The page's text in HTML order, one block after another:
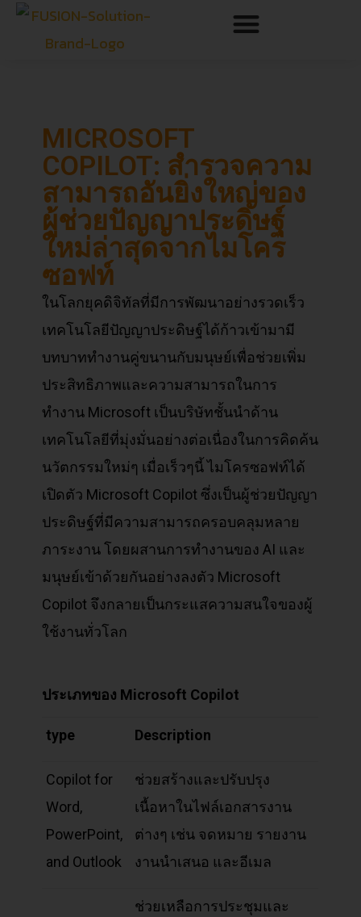
MICROSOFT
COPILOT: สำรวจความ
สามารถอันยิ่งใหญ่ของ
ผู้ช่วยปัญญาประดิษฐ์
ใหม่ล่าสุดจากไมโคร
ซอฟท์
ในโลกยุคดิจิทัลที่มีการพัฒนาอย่างรวดเร็ว
เทคโนโลยีปัญญาประดิษฐ์ได้ก้าวเข้ามามี
บทบาททำงานคู่ขนานกับมนุษย์เพื่อช่วยเพิ่ม
ประสิทธิภาพและความสามารถในการ
ทำงาน Microsoft เป็นบริษัทชั้นนำด้าน
เทคโนโลยีที่มุ่งมั่นอย่างต่อเนื่องในการคิดค้น
นวัตกรรมใหม่ๆ เมื่อเร็วๆนี้ ไมโครซอฟท์ได้
เปิดตัว Microsoft Copilot ซึ่งเป็นผู้ช่วยปัญญา
ประดิษฐ์ที่มีความสามารถครอบคลุมหลาย
ภาระงาน โดยผสานการทำงานของ AI และ
มนุษย์เข้าด้วยกันอย่างลงตัว Microsoft
Copilot จึงกลายเป็นกระแสความสนใจของผู้
ใช้งานทั่วโลก
ประเภทของ Microsoft Copilot
type Description
Copilot for
Word,
PowerPoint,
and Outlook
ช่วยสร้างและปรับปรุง
เนื้อหาในไฟล์เอกสารงาน
ต่างๆ เช่น จดหมาย รายงาน
งานนำเสนอ และอีเมล
ช่วยเหลือการประชุมและ